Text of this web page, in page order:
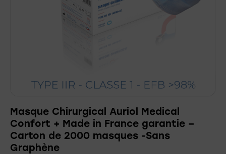
Masque Chirurgical Auriol Medical
Confort + Made in France garantie –
Carton de 2000 masques -Sans
Graphène